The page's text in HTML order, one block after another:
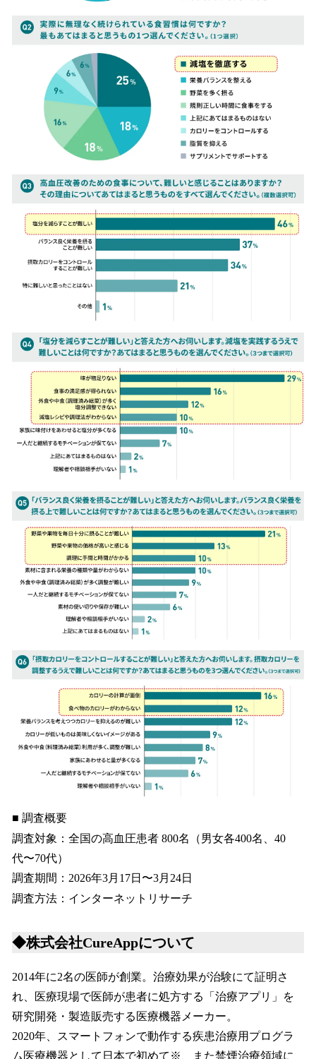
■ 調査概要
調査対象：全国の高血圧患者 800名（男女各400名、40
代〜70代）
調査期間：2026年3月17日〜3月24日
調査方法：インターネットリサーチ
◆株式会社CureAppについて
2014年に2名の医師が創業。治療効果が治験にて証明さ
れ、医療現場で医師が患者に処方する「治療アプリ」を
研究開発・製造販売する医療機器メーカー。
2020年、スマートフォンで動作する疾患治療用プログラ
ム医療機器として日本で初めて※、また禁煙治療領域に